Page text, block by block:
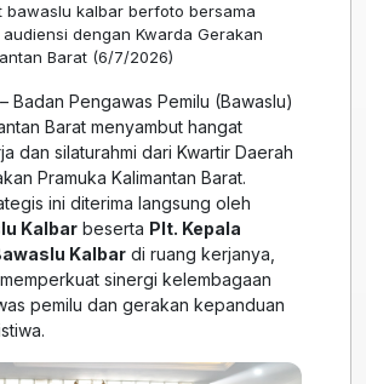
bawaslu kalbar berfoto bersama
dengan Kwarda Gerakan
Barat (6/7/2026)
– Badan Pengawas Pemilu (Bawaslu)
Barat menyambut hangat
dan silaturahmi dari Kwartir Daerah
Pramuka Kalimantan Barat.
ini diterima langsung oleh
Kalbar beserta Plt. Kepala
Kalbar di ruang kerjanya,
sinergi kelembagaan
pemilu dan gerakan kepanduan